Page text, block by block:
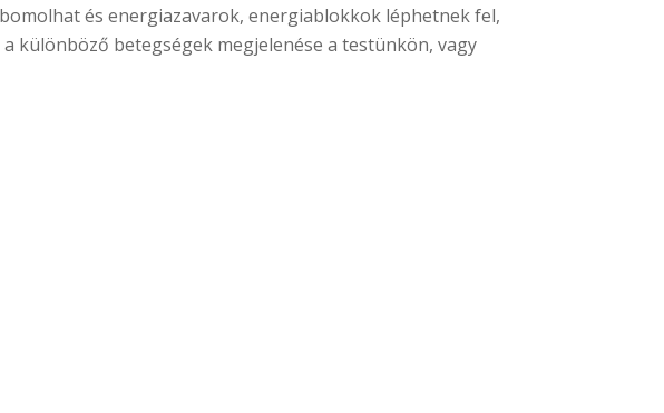
és energiazavarok, energiablokkok léphetnek fel,
különböző betegségek megjelenése a testünkön, vagy